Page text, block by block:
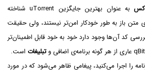
به عنوان بهترین جایگزین uTorrent شناخته
متن باز به طور خودکار امن‌تر نیستند، ولی حقیقت
کد آن‌ها وجود دارد خود به خود قابل اطمینان‌تر
تبلیغات است.
را اجرا می‌کنید، پیغامی ظاهر می‌شود که در مورد